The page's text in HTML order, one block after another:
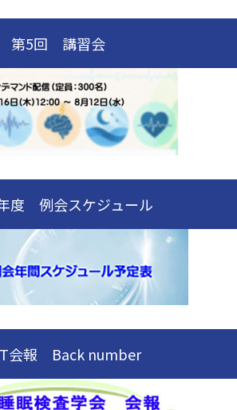
第5回 講習会
度 例会スケジュール
会報 Back number